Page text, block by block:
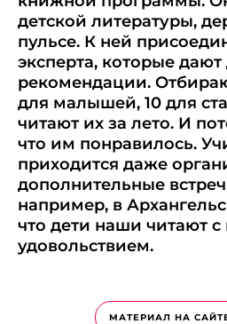
детской литературы,
пульсе. К ней
эксперта, которые
рекомендации.
для малышей, 10 для
читают их за лето. И
что им понравилось.
приходится даже
дополнительные
например, в
что дети наши читают
удовольствием.
МАТЕРИАЛ НА